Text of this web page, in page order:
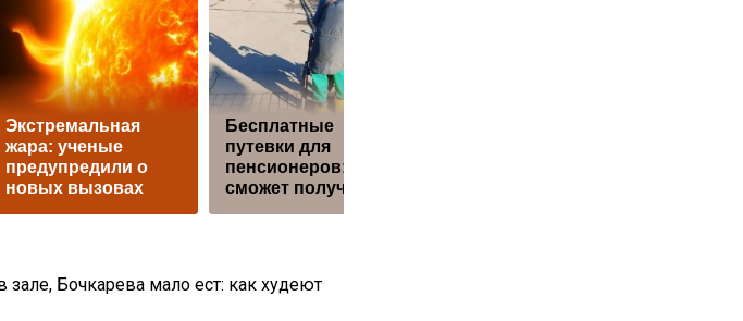
Экстремальная
жара: ученые
предупредили о
новых вызовах
Бесплатные
путевки для
пенсионеров: кто
сможет получить
зале, Бочкарева мало ест: как худеют